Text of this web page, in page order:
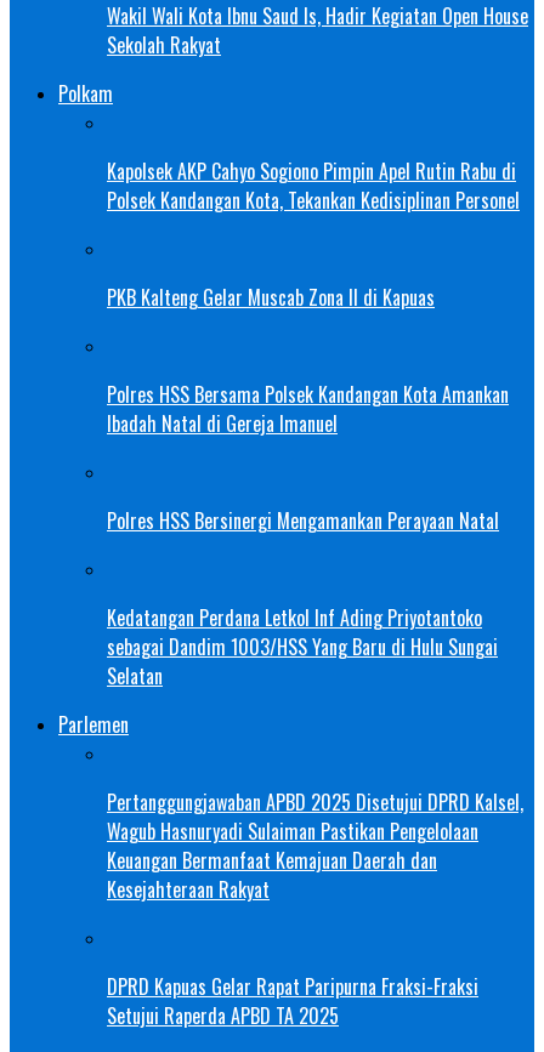
Wakil Wali Kota Ibnu Saud Is, Hadir Kegiatan Open House
Sekolah Rakyat
Polkam
Kapolsek AKP Cahyo Sogiono Pimpin Apel Rutin Rabu di
Polsek Kandangan Kota, Tekankan Kedisiplinan Personel
PKB Kalteng Gelar Muscab Zona II di Kapuas
Polres HSS Bersama Polsek Kandangan Kota Amankan
Ibadah Natal di Gereja Imanuel
Polres HSS Bersinergi Mengamankan Perayaan Natal
Kedatangan Perdana Letkol Inf Ading Priyotantoko
sebagai Dandim 1003/HSS Yang Baru di Hulu Sungai
Selatan
Parlemen
Pertanggungjawaban APBD 2025 Disetujui DPRD Kalsel,
Wagub Hasnuryadi Sulaiman Pastikan Pengelolaan
Keuangan Bermanfaat Kemajuan Daerah dan
Kesejahteraan Rakyat
DPRD Kapuas Gelar Rapat Paripurna Fraksi-Fraksi
Setujui Raperda APBD TA 2025